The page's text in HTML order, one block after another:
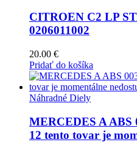
CITROEN C2 LP
0206011002
20.00 €
Pridať do košíka
Náhradné Diely
MERCEDES A ABS
12 tento tovar je